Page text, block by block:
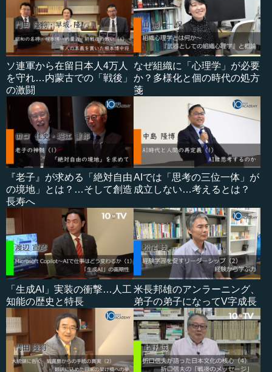
ソ連軍から在留日本人4万人
を守れ…内蒙古での「戦後」
の激闘
なぜ組織に「心理学」が必要
か？多様化と個の時代の処方
箋
『老子』が求める「絶対自由
の境地」とは？…そして創造
長寿へ
AIでは「思考の三位一体」が
成立しない…考えるとは？
「生成AI」実装の衝撃…人工
知能の歴史と特長
米長邦雄のアンラーニング、
弟子の弟子になってV字成長